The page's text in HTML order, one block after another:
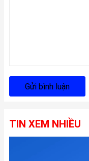
Gửi bình luận
TIN XEM NHIỀU